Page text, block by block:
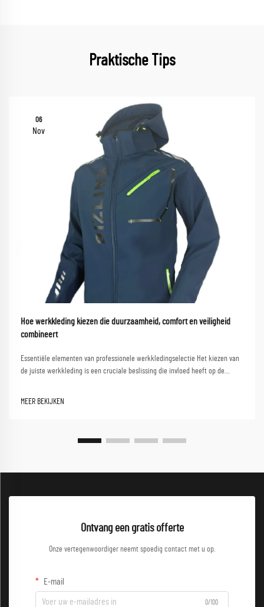
Praktische Tips
06
Nov
Hoe werkkleding kiezen die duurzaamheid, comfort en veiligheid
combineert
Essentiële elementen van professionele werkkledingselectie Het kiezen van
de juiste werkkleding is een cruciale beslissing die invloed heeft op de
MEER BEKIJKEN
Ontvang een gratis offerte
Onze vertegenwoordiger neemt spoedig contact met u op.
E-mail
0/100